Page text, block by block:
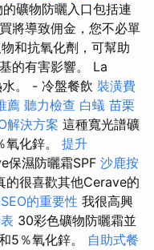
礦物防曬入口包括連
將導致佣金，您不必單
和抗氧化劑，可幫助
的有害影響。 La
。 - 冷盤餐飲 裝潢費
薦 聽力檢查 白蟻 苗栗
解決方案 這種寬光譜礦
化鋅。 提升
保濕防曬霜SPF 沙鹿按
的很喜歡其他Cerave的
的重要性 我很高興
30彩色礦物防曬霜並
5％氧化鋅。
自助式餐